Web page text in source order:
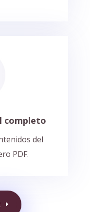
completo
del
PDF.